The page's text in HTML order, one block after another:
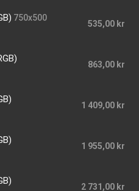
750x500
535,00 kr
863,00 kr
1 409,00 kr
1 955,00 kr
2 731,00 kr